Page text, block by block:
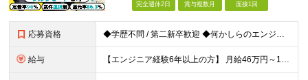
完全週休2日 賞与複数月 面接1回
応募資格 ◆学歴不問 / 第二新卒歓迎 ◆何かしらのエンジニア経験をお持ちの方 （言語・期間・フェーズ不問） 経験浅めの方も遠慮なくご応募ください！ ■入社前Q＆A ────── ◎実力に見合った報酬が手に
給与 【エンジニア経験6年以上の方】 月給46万円～100万円（固定残業代含む） ※上記月給には月30時間分の固定残業代（月8万7,400円～月19万円）を含む。超過分は全額支給。 【エンジニア経験4年以